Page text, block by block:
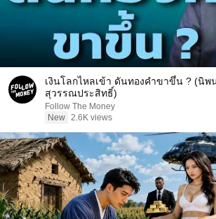
เงินโลกไหลเข้า ดันทองคำขาขึ้น ? (นิพ
สุวรรณประสิทธิ์)
Follow The Money
New 2.6K views